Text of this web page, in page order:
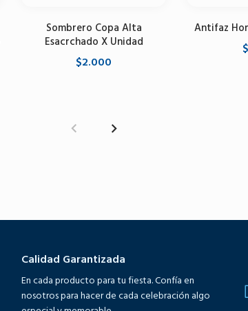
Sombrero Copa Alta
Esacrchado X Unidad
$2.000
Antifaz
Calidad Garantizada
En cada producto para tu fiesta. Confía en
nosotros para hacer de cada celebración algo